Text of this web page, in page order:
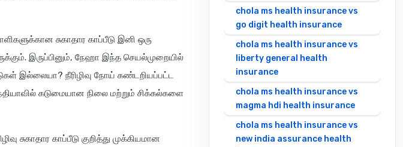
சுகாதார காப்பீடு இனி ஒரு
இருப்பினும், நேஹா இந்த செயல்முறையில்
இல்லையா? நீரிழிவு நோய் கண்டறியப்பட்ட
கடுமையான நிலை மற்றும் சிக்கல்களை
சுகாதார காப்பீடு குறித்து முக்கியமான
chola ms health insurance vs
go digit health insurance
chola ms health insurance vs
liberty general health
insurance
chola ms health insurance vs
magma hdi health insurance
chola ms health insurance vs
new india assurance health